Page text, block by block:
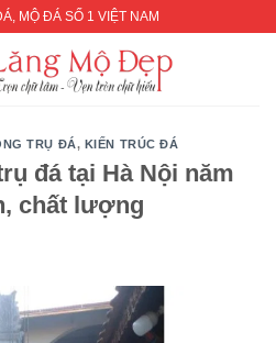
MỘ ĐÁ SỐ 1 VIỆT NAM
TRỤ ĐÁ, KIẾN TRÚC ĐÁ
đá tại Hà Nội năm
chất lượng